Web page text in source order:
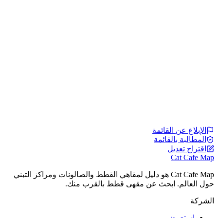
الإبلاغ عن القائمة
المطالبة بالقائمة
اقتراح تعديل
Cat Cafe Map
Cat Cafe Map هو دليل لمقاهي القطط والصالونات ومراكز التبني
حول العالم. ابحث عن مقهى قطط بالقرب منك.
الشركة